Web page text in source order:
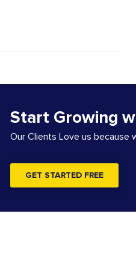
Start Growing
Our Clients Love us because
GET STARTED FREE